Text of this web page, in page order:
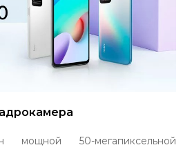
50-мегапиксельной